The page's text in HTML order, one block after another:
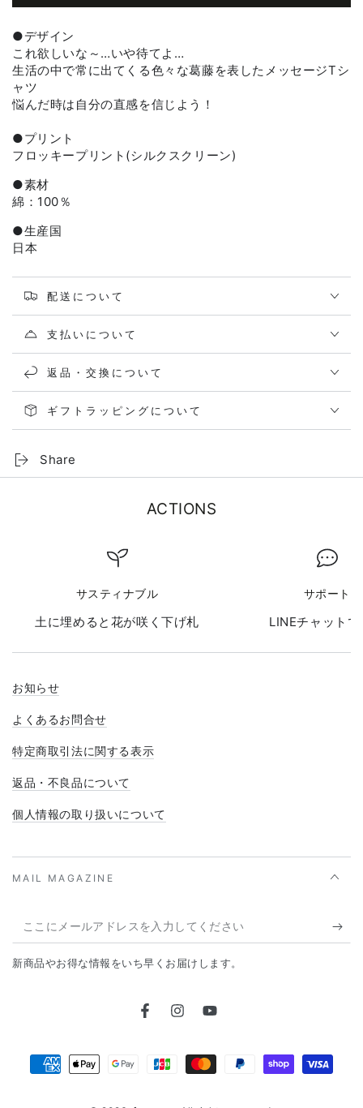
●デザイン
これ欲しいな～…いや待てよ…
生活の中で常に出てくる色々な葛藤を表したメッセージTシ
ャツ
悩んだ時は自分の直感を信じよう！
●プリント
フロッキープリント(シルクスクリーン)
●素材
綿：100％
●生産国
日本
配送について
支払いについて
返品・交換について
ギフトラッピングについて
Share
ACTIONS
サスティナブル
土に埋めると花が咲く下げ札
サポート
LINEチャット
お知らせ
よくあるお問合せ
特定商取引法に関する表示
返品・不良品について
個人情報の取り扱いについて
MAIL MAGAZINE
こ
こ
に
新商品やお得な情報をいち早くお届けします。
FacebookInstagramYouTube